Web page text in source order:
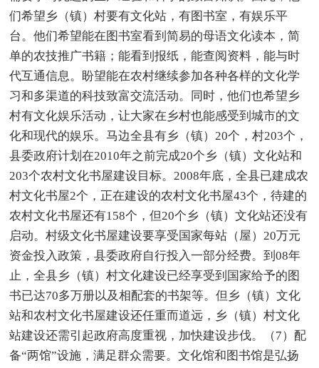
们希望乡（镇）村要有文化站，有图书室，有娱乐平
台。他们希望能在图书室看到简易的母语文化读本，简
单的农技推广书籍；能看到报纸，能查阅资料，能与时
代互通信息。盼望能在农村继续参加各种各样的文化学
习和多渠道的科技致富交流活动。同时，他们也希望乡
村有文化娱乐活动，让大家在乡村也能感受到城市的文
化和现代的娱乐。马边全县有乡（镇）20个，村203个，
县委政府计划在2010年之前完成20个乡（镇）文化站和
203个农村文化书屋建设目标。2008年底，全县已建成农
村文化书屋2个，正在建设的农村文化书屋43个，待建的
农村文化书屋还有158个，但20个乡（镇）文化站还没有
启动。村级文化书屋建设要享受国家每站（屋）20万元
资金投入政策，县委政府自行投入一部分经费。到08年
止，全县乡（镇）村文化建设已经享受到国家给予的图
书已达70多万册以及相配套的书架等。但乡（镇）文化
站和农村文化书屋建设还任重而道远，乡（镇）村文化
站建设还需引起政府高度重视，加快建设步伐。（7）配
备“两馆”设施，满足群众需要。文化馆和图书馆是弘扬